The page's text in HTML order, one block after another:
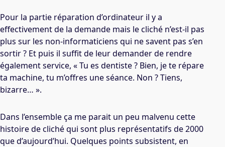
Pour la partie réparation d’ordinateur il y a
effectivement de la demande mais le cliché n’est-il pas
plus sur les non-informaticiens qui ne savent pas s’en
sortir ? Et puis il suffit de leur demander de rendre
également service, « Tu es dentiste ? Bien, je te répare
ta machine, tu m’offres une séance. Non ? Tiens,
bizarre… ».
Dans l’ensemble ça me parait un peu malvenu cette
histoire de cliché qui sont plus représentatifs de 2000
que d’aujourd’hui. Quelques points subsistent, en